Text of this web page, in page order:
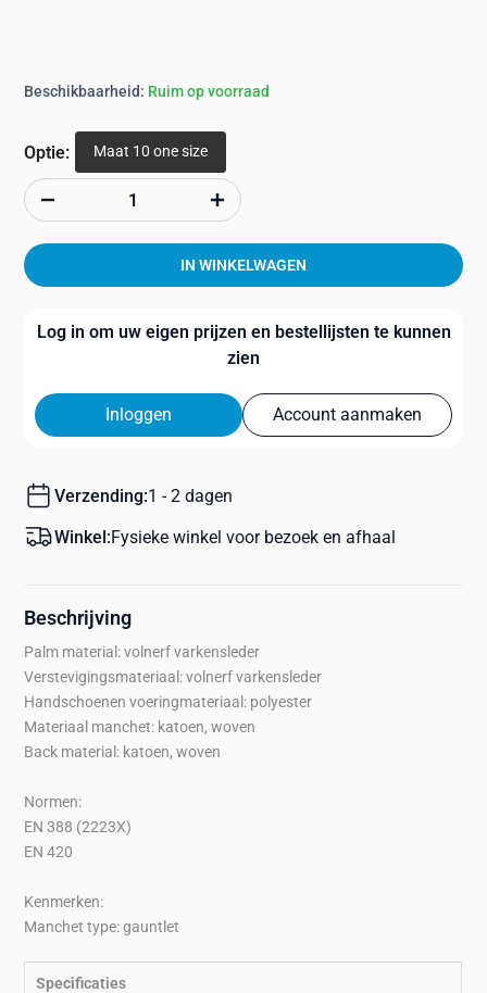
Beschikbaarheid: Ruim op voorraad
Optie: Maat 10 one size
IN WINKELWAGEN
Log in om uw eigen prijzen en bestellijsten te kunnen
zien
Inloggen Account aanmaken
Verzending:1 - 2 dagen
Winkel:Fysieke winkel voor bezoek en afhaal
Beschrijving
Palm material: volnerf varkensleder
Verstevigingsmateriaal: volnerf varkensleder
Handschoenen voeringmateriaal: polyester
Materiaal manchet: katoen, woven
Back material: katoen, woven
Normen:
EN 388 (2223X)
EN 420
Kenmerken:
Manchet type: gauntlet
Specificaties